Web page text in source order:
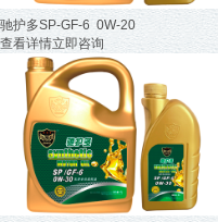
驰护多SP-GF-6 0W-20
查看详情立即咨询